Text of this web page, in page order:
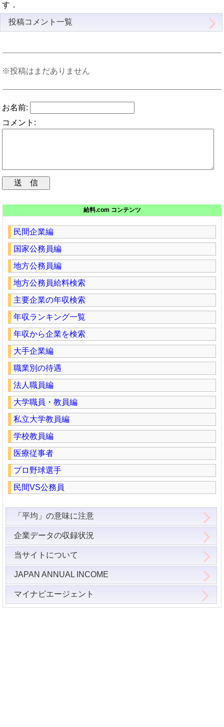
す．
投稿コメント一覧
※投稿はまだありません
お名前:
コメント:
給料.com コンテンツ
民間企業編
国家公務員編
地方公務員編
地方公務員給料検索
主要企業の年収検索
年収ランキング一覧
年収から企業を検索
大手企業編
職業別の待遇
法人職員編
大学職員・教員編
私立大学教員編
学校教員編
医療従事者
プロ野球選手
民間VS公務員
「平均」の意味に注意
企業データの収録状況
当サイトについて
JAPAN ANNUAL INCOME
マイナビエージェント